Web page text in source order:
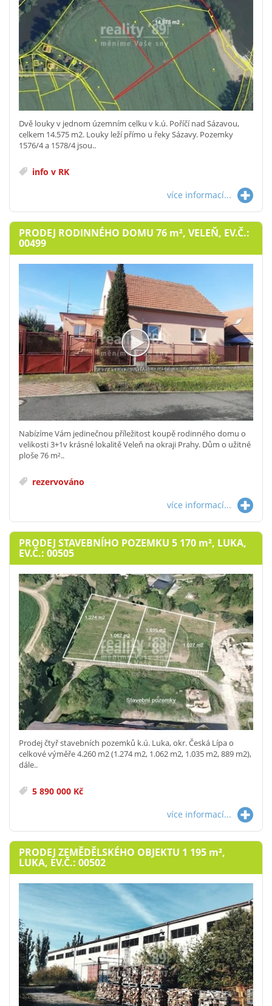
Dvě louky v jednom územním celku v k.ú. Poříčí nad Sázavou,
celkem 14.575 m2. Louky leží přímo u řeky Sázavy. Pozemky
1576/4 a 1578/4 jsou..
info v RK
více informací...
PRODEJ RODINNÉHO DOMU 76 m², VELEŇ, EV.Č.:
00499
Nabízíme Vám jedinečnou příležitost koupě rodinného domu o
velikosti 3+1v krásné lokalitě Veleň na okraji Prahy. Dům o užitné
ploše 76 m²..
rezervováno
více informací...
PRODEJ STAVEBNÍHO POZEMKU 5 170 m², LUKA,
EV.Č.: 00505
Prodej čtyř stavebních pozemků k.ú. Luka, okr. Česká Lípa o
celkové výměře 4.260 m2 (1.274 m2, 1.062 m2, 1.035 m2, 889 m2),
dále..
5 890 000 Kč
více informací...
PRODEJ ZEMĚDĚLSKÉHO OBJEKTU 1 195 m²,
LUKA, EV.Č.: 00502